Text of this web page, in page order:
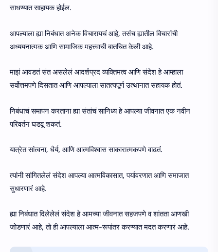
साधण्यात साहायक होईल.
आपल्याला ह्या निबंधात अनेक विचारायचं आहे, तसंच ह्यातील विचारांची
अध्ययनात्मक आणि सामाजिक महत्त्वाची बातचित केली आहे.
माझं आवडतं संत असलेलं आदर्शप्रद व्यक्तिमत्व आणि संदेश हे आम्हाला
सर्वोत्तमपणे दिसतात आणि आपल्याला सातत्यपूर्ण उत्थानात सहायक होतं.
निबंधाचं समापन करताना ह्या संतांचं सानिध्य हे आपल्या जीवनात एक नवीन
परिवर्तन घडवू शकतं.
यात्रेत सांत्वना, धैर्य, आणि आत्मविश्वास साकारात्मकपणे वाढतं.
त्यांनी सांगितलेलं संदेश आपल्या आत्मविकासात, पर्यावरणात आणि समाजात
सुधारणारं आहे.
ह्या निबंधात दिलेलेलं संदेश हे आमच्या जीवनात सहजपणे व शांतता आणखी
जोडणारं आहे, तो ही आपल्याला आत्म-रूपांतर करण्यात मदत करणारं आहे.